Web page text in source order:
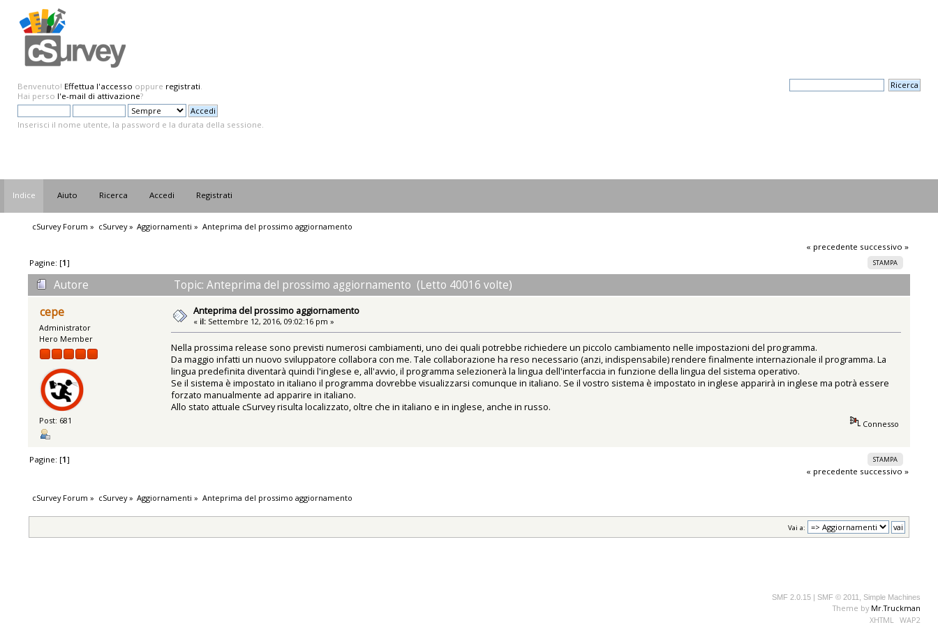
Benvenuto! Effettua l'accesso oppure registrati.
Hai perso l'e-mail di attivazione?
Inserisci il nome utente, la password e la durata della sessione.
Indice Aiuto Ricerca Accedi Registrati
cSurvey Forum » cSurvey» Aggiornamenti » Anteprima del prossimo aggiornamento
« precedente successivo »
STAMPA
Pagine: [1]
Autore
Topic: Anteprima del prossimo aggiornamento (Letto 40016 volte)
cepe
Administrator
Hero Member
Post: 681
Anteprima del prossimo aggiornamento
« il: Settembre 12, 2016, 09:02:16 pm »
Nella prossima release sono previsti numerosi cambiamenti, uno dei quali potrebbe richiedere un piccolo cambiamento nelle impostazioni del programma.
Da maggio infatti un nuovo sviluppatore collabora con me. Tale collaborazione ha reso necessario (anzi, indispensabile) rendere finalmente internazionale il programma. La
lingua predefinita diventarà quindi l'inglese e, all'avvio, il programma selezionerà la lingua dell'interfaccia in funzione della lingua del sistema operativo.
Se il sistema è impostato in italiano il programma dovrebbe visualizzarsi comunque in italiano. Se il vostro sistema è impostato in inglese apparirà in inglese ma potrà essere
forzato manualmente ad apparire in italiano.
Allo stato attuale cSurvey risulta localizzato, oltre che in italiano e in inglese, anche in russo.
Connesso
STAMPA
Pagine: [1]
« precedente successivo »
cSurvey Forum » cSurvey» Aggiornamenti » Anteprima del prossimo aggiornamento
Vai a:
SMF 2.0.15 SMF © 2011 Simple Machines
Theme by Mr.Truckman
XHTML WAP2